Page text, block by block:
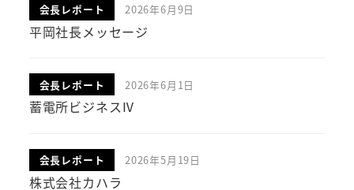
平岡社長メッセージ
投稿日
2026年6月9日
会長レポート
蓄電所ビジネスⅣ
投稿日
2026年6月1日
会長レポート
株式会社カハラ
投稿日
2026年5月19日
会長レポート